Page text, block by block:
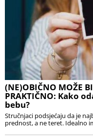
(NE)OBIČNO MOŽE
PRAKTIČNO: Kako
bebu?
Stručnjaci podsjećaju da je
prednost, a ne teret. Idealno